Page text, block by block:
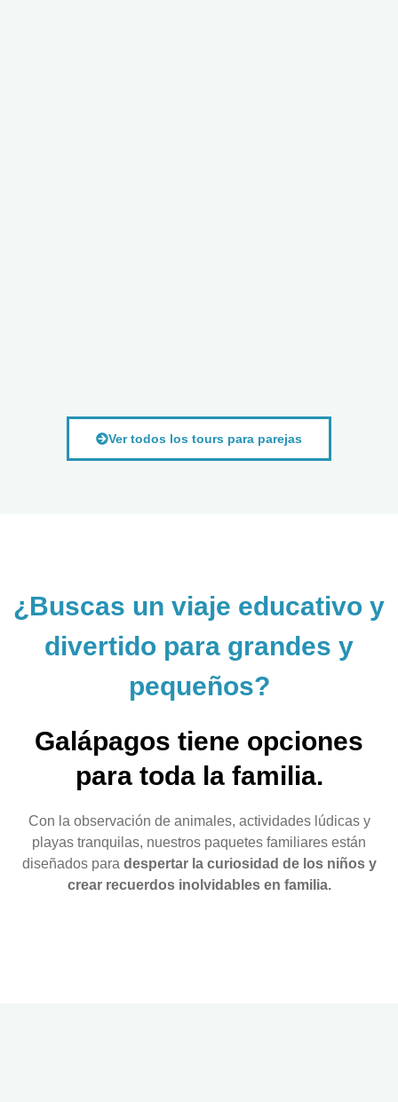
Ver todos los tours para parejas
¿Buscas un viaje educativo y
divertido para grandes y
pequeños?
Galápagos tiene opciones
para toda la familia.
Con la observación de animales, actividades lúdicas y
playas tranquilas, nuestros paquetes familiares están
diseñados para despertar la curiosidad de los niños y
crear recuerdos inolvidables en familia.